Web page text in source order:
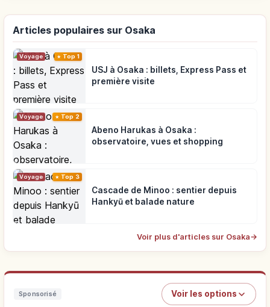
Articles populaires sur Osaka
Voyage Top 1
USJ à Osaka : billets, Express Pass et
première visite
Voyage Top 2
Abeno Harukas à Osaka :
observatoire, vues et shopping
Voyage Top 3
Cascade de Minoo : sentier depuis
Hankyū et balade nature
Voir plus d'articles sur Osaka→
Sponsorisé Voir les options